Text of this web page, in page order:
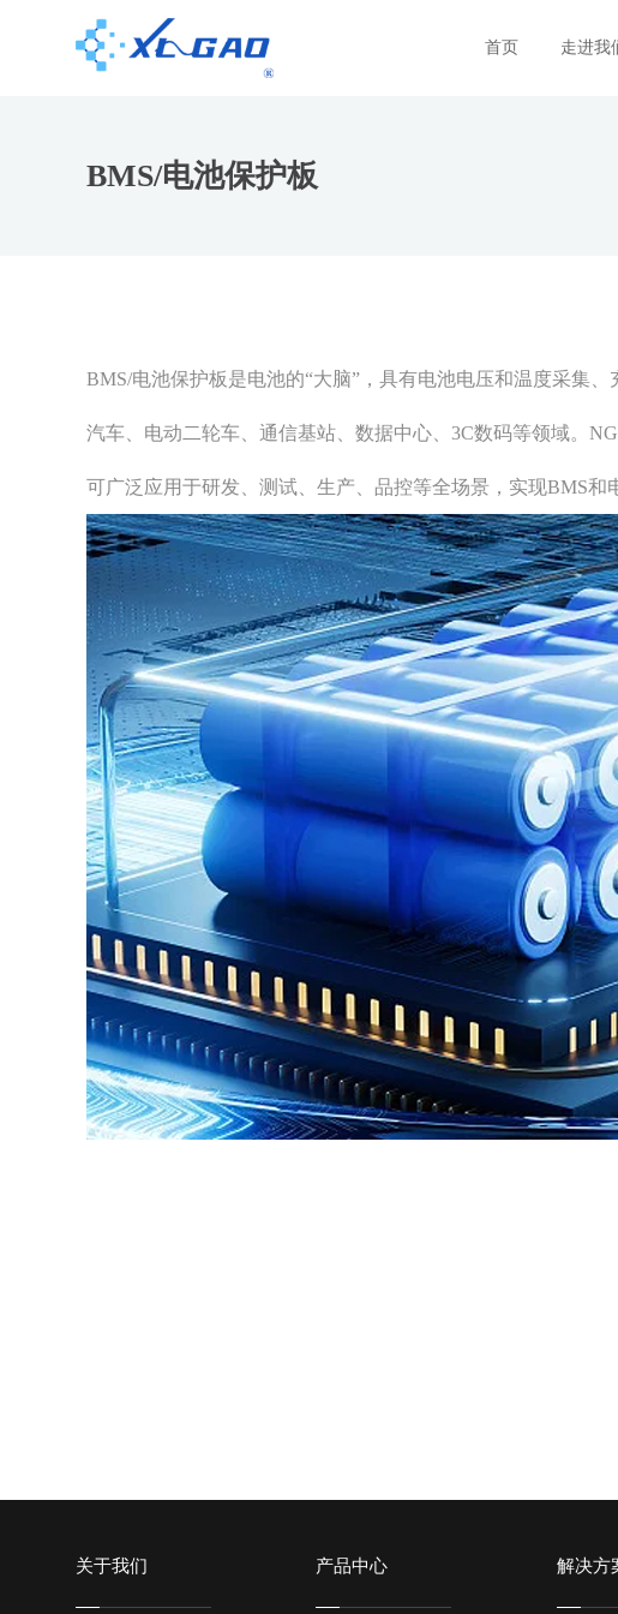
首页 走进我
BMS/电池保护板
BMS/电池保护板是电池的“大脑”，具有电池电压和温度采集
汽车、电动二轮车、通信基站、数据中心、3C数码等领域。
可广泛应用于研发、测试、生产、品控等全场景，实现BMS和
关于我们 产品中心 解决方